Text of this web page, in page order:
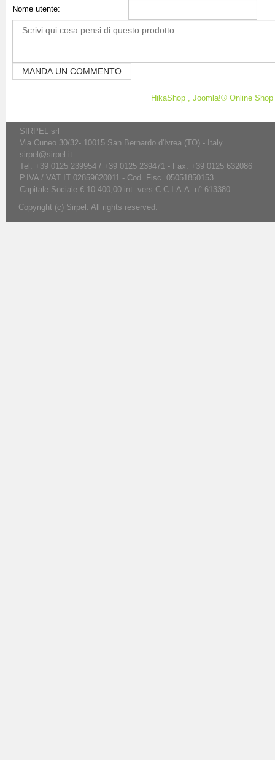
Nome utente:
HikaShop , Joomla!® Online
SIRPEL srl
Via Cuneo 30/32- 10015 San Bernardo d'Ivrea (TO) - Italy
sirpel@sirpel.it
Tel. +39 0125 239954 / +39 0125 239471 - Fax. +39 0125 632086
P.IVA / VAT IT 02859620011 - Cod. Fisc. 05051850153
Capitale Sociale € 10.400,00 int. vers C.C.I.A.A. n° 613380
Copyright (c) Sirpel. All rights reserved.